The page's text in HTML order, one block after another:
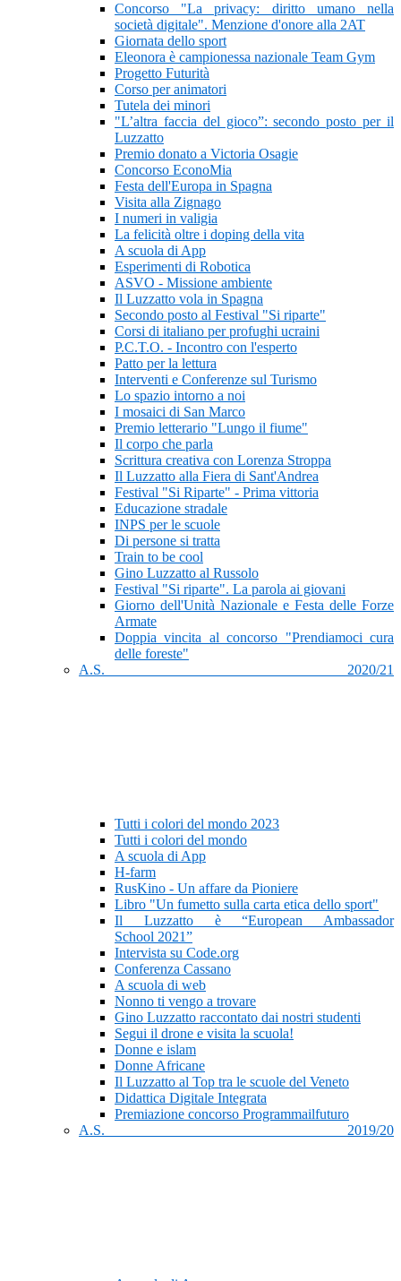
Concorso "La privacy: diritto umano nella
società digitale". Menzione d'onore alla 2AT
Giornata dello sport
Eleonora è campionessa nazionale Team Gym
Progetto Futurità
Corso per animatori
Tutela dei minori
"L’altra faccia del gioco”: secondo posto per il
Luzzatto
Premio donato a Victoria Osagie
Concorso EconoMia
Festa dell'Europa in Spagna
Visita alla Zignago
I numeri in valigia
La felicità oltre i doping della vita
A scuola di App
Esperimenti di Robotica
ASVO - Missione ambiente
Il Luzzatto vola in Spagna
Secondo posto al Festival "Si riparte"
Corsi di italiano per profughi ucraini
P.C.T.O. - Incontro con l'esperto
Patto per la lettura
Interventi e Conferenze sul Turismo
Lo spazio intorno a noi
I mosaici di San Marco
Premio letterario "Lungo il fiume"
Il corpo che parla
Scrittura creativa con Lorenza Stroppa
Il Luzzatto alla Fiera di Sant'Andrea
Festival "Si Riparte" - Prima vittoria
Educazione stradale
INPS per le scuole
Di persone si tratta
Train to be cool
Gino Luzzatto al Russolo
Festival "Si riparte". La parola ai giovani
Giorno dell'Unità Nazionale e Festa delle Forze
Armate
Doppia vincita al concorso "Prendiamoci cura
delle foreste"
A.S. 2020/21
Tutti i colori del mondo 2023
Tutti i colori del mondo
A scuola di App
H-farm
RusKino - Un affare da Pioniere
Libro "Un fumetto sulla carta etica dello sport"
Il Luzzatto è “European Ambassador
School 2021”
Intervista su Code.org
Conferenza Cassano
A scuola di web
Nonno ti vengo a trovare
Gino Luzzatto raccontato dai nostri studenti
Segui il drone e visita la scuola!
Donne e islam
Donne Africane
Il Luzzatto al Top tra le scuole del Veneto
Didattica Digitale Integrata
Premiazione concorso Programmailfuturo
A.S. 2019/20